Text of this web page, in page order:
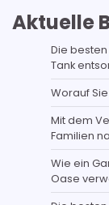
Aktuelle
Die
Tank
Worauf
Mit dem
Familien
Wie ein
Oase